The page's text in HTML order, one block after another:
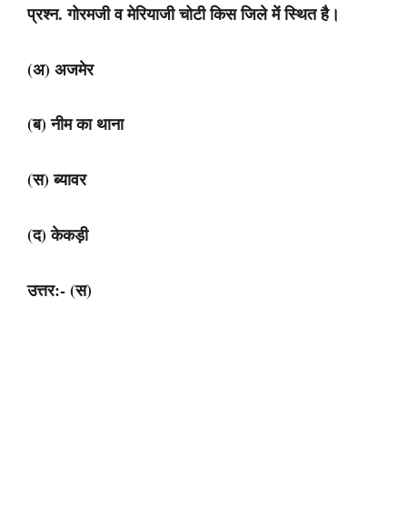
प्रश्न. गोरमजी व मेरियाजी चोटी किस जिले में स्थित है।
(अ) अजमेर
(ब) नीम का थाना
(स) ब्यावर
(द) केकड़ी
उत्तर:- (स)